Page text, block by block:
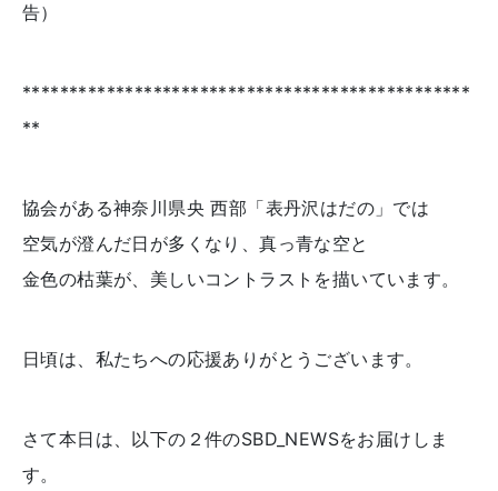
告）
************************************************
**
協会がある神奈川県央 西部「表丹沢はだの」では
空気が澄んだ日が多くなり、真っ青な空と
金色の枯葉が、美しいコントラストを描いています。
日頃は、私たちへの応援ありがとうございます。
さて本日は、以下の２件のSBD_NEWSをお届けしま
す。